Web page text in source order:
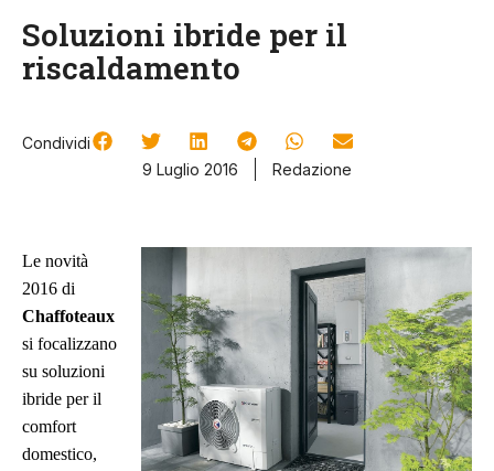
Soluzioni ibride per il
riscaldamento
Condividi
9 Luglio 2016
Redazione
Le novità
2016 di
Chaffoteaux
si focalizzano
su soluzioni
ibride per il
comfort
domestico,